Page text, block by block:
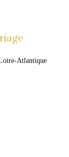
Atlantique